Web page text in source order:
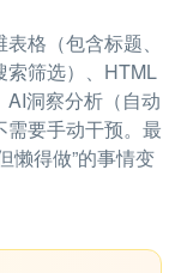
格（包含标题、
索筛选）、HTML
洞察分析（自动
要手动干预。最
懒得做”的事情变